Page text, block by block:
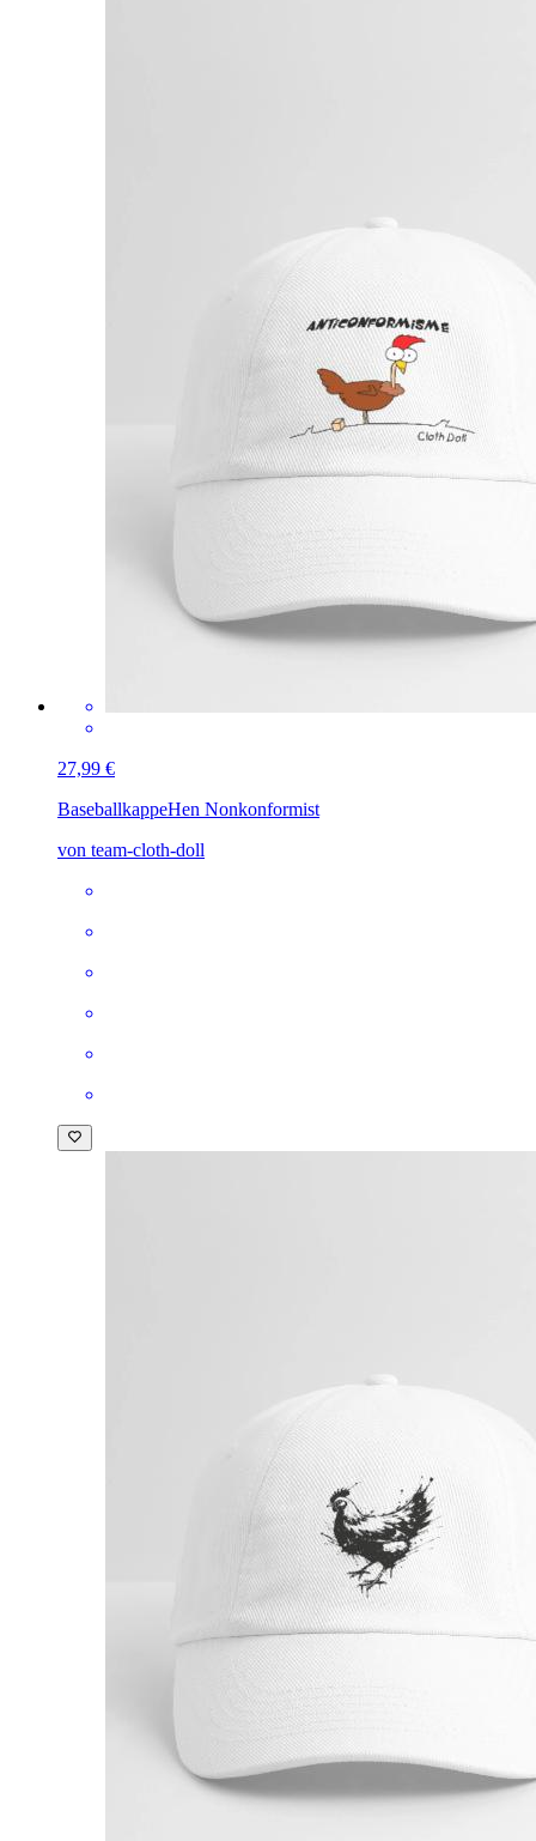
27,99 €
BaseballkappeHen Nonkonformist
von team-cloth-doll